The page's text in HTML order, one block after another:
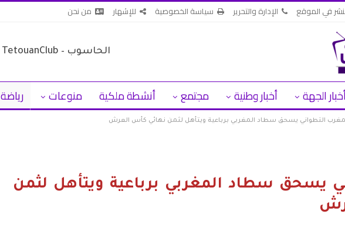
في الموقع الإدارة والتحرير سياسة الخصوصية للإشهار من نحن
الجهة أخبار وطنية مجتمع أنشطة ملكية منوعات رياضة
التطواني يسحق سطاد المغربي برباعية ويتأهل لثمن نهائي كأس العرش
يسحق سطاد المغربي برباعية ويتأهل لثمن